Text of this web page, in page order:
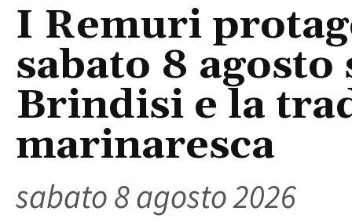
I Remuri
sabato 8
Brindisi e la
marinaresca
sabato 8 agosto 2026